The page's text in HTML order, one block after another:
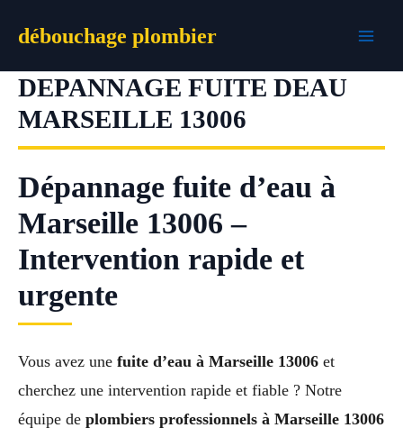
débouchage plombier
DEPANNAGE FUITE DEAU
MARSEILLE 13006
Dépannage fuite d’eau à
Marseille 13006 –
Intervention rapide et
urgente
Vous avez une fuite d’eau à Marseille 13006 et
cherchez une intervention rapide et fiable ? Notre
équipe de plombiers professionnels à Marseille 13006